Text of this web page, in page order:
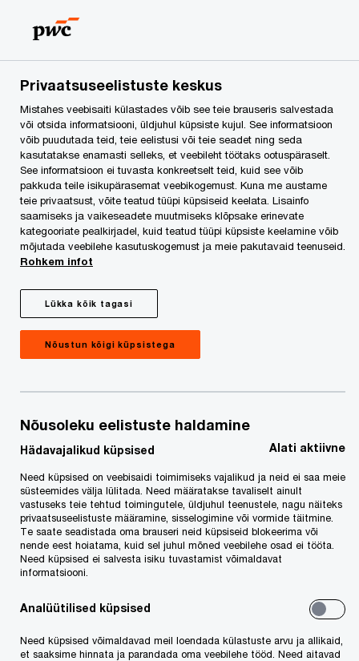
content
footer
PwC Eesti Press Uudised Alates 2025. aastast
Alates 2025. aastast
tegutseb PwC
võrgustikus uus
advokaadibüroo PwC
Legal Services
PwC võrgustiku koosseisus alustas tegevust uus
Eesti advokaadibüroo PwC Legal Services, mis
pakub klientidele õigusabi erinevates era- ning
avaliku õigusega seotud teemades, sealhulgas
äriõiguse, tööõiguse ja isikuandmete kaitse
valdkonnas. PwC Legal Services kuulub PwC
rahvusvahelisse võrgustikku, mis tähendab, et
büroo saab pakkuda juriidilisi lahendusi üle
maailma koostöös teiste PwC võrgustikku
kuuluvate advokaadibüroodega. See võimaldab
Privaatsuseelistuste keskus
Mistahes veebisaiti külastades võib see teie brauseris salvestada
või otsida informatsiooni, üldjuhul küpsiste kujul. See informatsioon
võib puudutada teid, teie eelistusi või teie seadet ning seda
kasutatakse enamasti selleks, et veebileht töötaks ootuspäraselt.
See informatsioon ei tuvasta konkreetselt teid, kuid see võib
pakkuda teile isikupärasemat veebikogemust. Kuna me austame
teie privaatsust, võite teatud tüüpi küpsiseid keelata. Lisainfo
saamiseks ja vaikeseadete muutmiseks klõpsake erinevate
kategooriate pealkirjadel, kuid teatud tüüpi küpsiste keelamine võib
mõjutada veebilehe kasutuskogemust ja meie pakutavaid teenuseid.
Rohkem infot
Lükka kõik tagasi
Nõustun kõigi küpsistega
Nõusoleku eelistuste haldamine
Hädavajalikud küpsised Alati aktiivne
Need küpsised on veebisaidi toimimiseks vajalikud ja neid ei saa meie
süsteemides välja lülitada. Need määratakse tavaliselt ainult
vastuseks teie tehtud toimingutele, üldjuhul teenustele, nagu näiteks
privaatsuseelistuste määramine, sisselogimine või vormide täitmine.
Te saate seadistada oma brauseri neid küpsiseid blokeerima või
nende eest hoiatama, kuid sel juhul mõned veebilehe osad ei tööta.
Need küpsised ei salvesta isiku tuvastamist võimaldavat
informatsiooni.
Analüütilised küpsised
Need küpsised võimaldavad meil loendada külastuste arvu ja allikaid,
et saaksime hinnata ja parandada oma veebilehe tööd. Need aitavad